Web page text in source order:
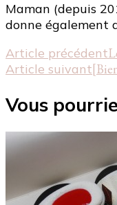
Maman (depuis
donne également
Navigation
d'article
Article précédent
Article suivant
Vous